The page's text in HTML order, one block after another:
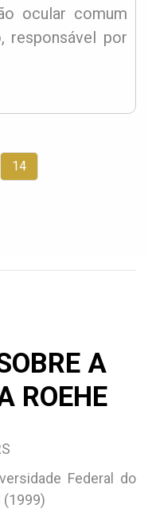
ocular comum
responsável por
14
A
ROEHE
Federal do
(1999)